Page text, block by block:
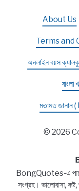
About Us
Terms and
অনলাইন বয়স
বাংলা
মতামত
© 2026
BongQuotes-এ পাবেন
সংগ্রহ। ভালোবাসা,